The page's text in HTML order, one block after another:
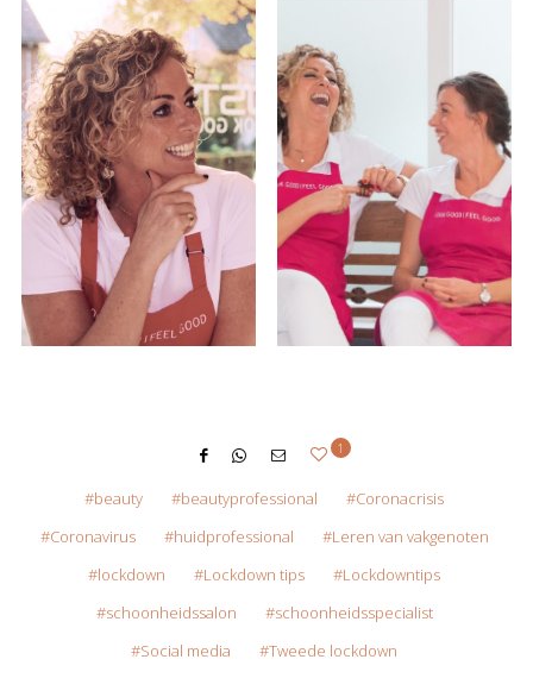
1
beauty beautyprofessional
Coronacrisis
Coronavirus
huidprofessional
Leren van vakgenoten
lockdown
Lockdown tips
Lockdowntips
schoonheidssalon
schoonheidsspecialist
Social media
Tweede lockdown